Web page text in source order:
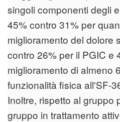
singoli componenti degli
45% contro 31% per
miglioramento del dolore
contro 26% per il PGIC e
miglioramento di almeno
funzionalità fisica all'SF-
Inoltre, rispetto al gruppo
gruppo in trattamento